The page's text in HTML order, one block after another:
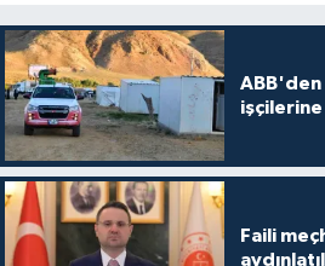
ABB'den
işçilerine
Faili